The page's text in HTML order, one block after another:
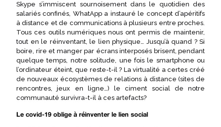
Skype s’immiscent sournoisement dans le quotidien des
salariés confinés, WhatApp a instauré le concept d’apéritifs
à distance et de communications à plusieurs entre proches.
Tous ces outils numériques nous ont permis de maintenir,
tout en le réinventant, le lien physique… Jusqu’à quand ? Si
boire, rire et manger par écrans interposés brisent, pendant
quelque temps, notre solitude, une fois le smartphone ou
l’ordinateur éteint, que reste-t-il ? La virtualité a certes créé
de nouveaux écosystèmes de relations à distance (sites de
rencontres, jeux en ligne…) le ciment social de notre
communauté survivra-t-il à ces artefacts?
Le covid-19 oblige à réinventer le lien social